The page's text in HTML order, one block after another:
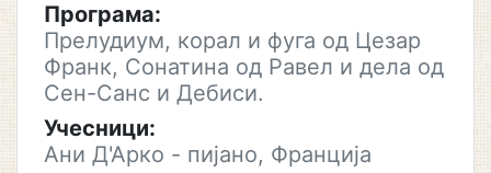
Програма:
Прелудиум, корал и фуга од Цезар
Франк, Сонатина од Равел и дела од
Сен-Санс и Дебиси.
Учесници:
Ани Д'Арко - пијано, Франција